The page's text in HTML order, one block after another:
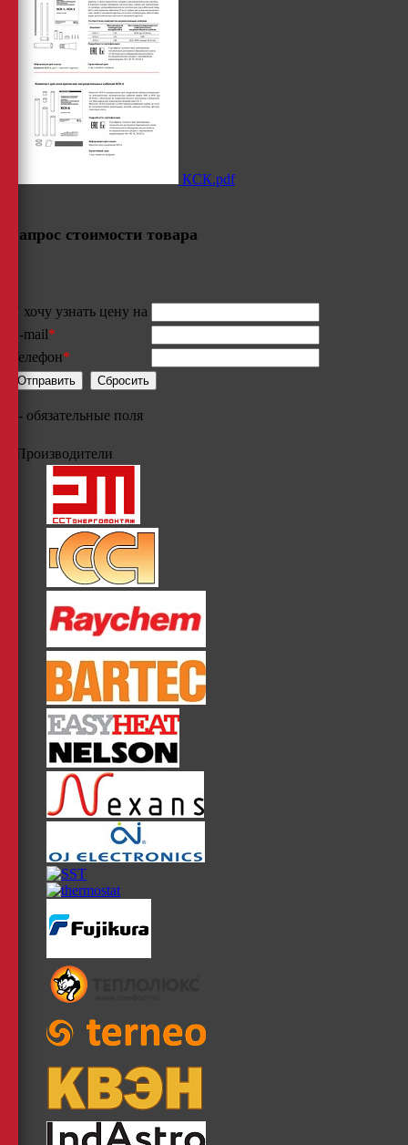
КСК.pdf
Запрос стоимости товара
Я хочу узнать цену на
E-mail*
Телефон*
- обязательные поля
Производители